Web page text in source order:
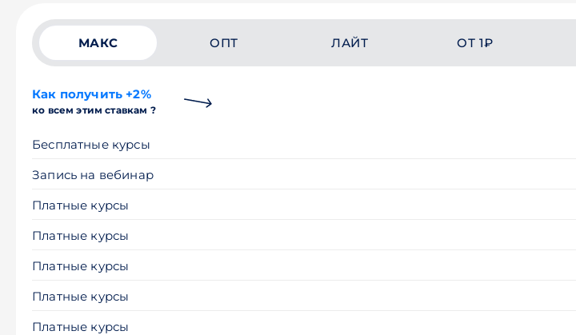
МАКС ОПТ ЛАЙТ ОТ 1₽
Как получить +2%
ко всем этим ставкам ?
Бесплатные курсы
Запись на вебинар
Платные курсы
Платные курсы
Платные курсы
Платные курсы
Платные курсы